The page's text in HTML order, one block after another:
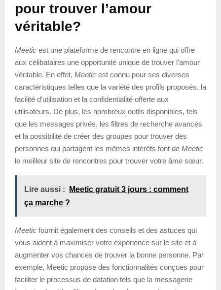
pour trouver l’amour
véritable?
Meetic est une plateforme de rencontre en ligne qui offre
aux célibataires une opportunité unique de trouver l’amour
véritable. En effet, Meetic est connu pour ses diverses
caractéristiques telles que la variété des profils proposés, la
facilité d’utilisation et la confidentialité offerte aux
utilisateurs. De plus, les nombreux outils disponibles, tels
que les messages privés, les filtres de recherche avancés
et la possibilité de créer des groupes pour trouver des
personnes qui partagent les mêmes intérêts font de Meetic
le meilleur site de rencontres pour trouver votre âme sœur.
Lire aussi :
Meetic gratuit 3 jours : comment
ça marche ?
Meetic fournit également des conseils et des astuces qui
vous aident à maximiser votre expérience sur le site et à
augmenter vos chances de trouver la bonne personne. Par
exemple, Meetic propose des fonctionnalités conçues pour
faciliter le processus de datation tels que la messagerie